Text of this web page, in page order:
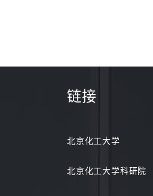
链接
北京化工大学
北京化工大学科研院